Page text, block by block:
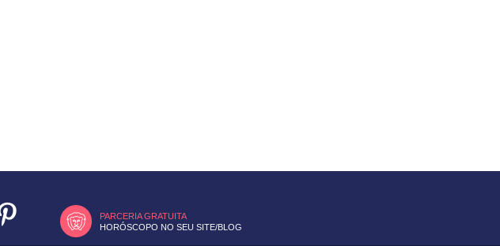
PARCERIA GRATUITA
HORÓSCOPO NO SEU SITE/BLOG